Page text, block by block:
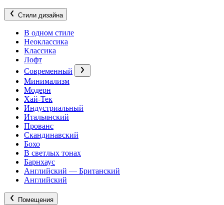
Стили дизайна
В одном стиле
Неоклассика
Классика
Лофт
Современный
Минимализм
Модерн
Хай-Тек
Индустриальный
Итальянский
Прованс
Скандинавский
Бохо
В светлых тонах
Барнхаус
Английский — Британский
Английский
Помещения